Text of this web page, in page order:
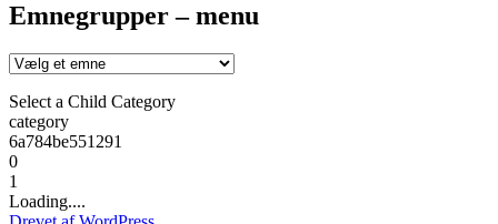
Emnegrupper – menu
Select a Child Category
category
6a784be551291
0
1
Loading....